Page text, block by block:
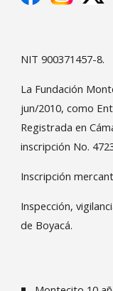
NIT 900371457-8.
La Fundación
jun/2010, como
Registrada en
inscripción No.
Inscripción
Inspección,
de Boyacá.